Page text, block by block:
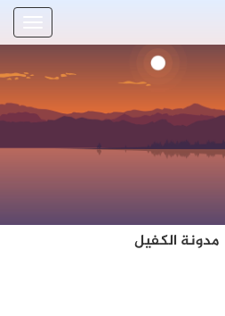
مدونة الكفيل